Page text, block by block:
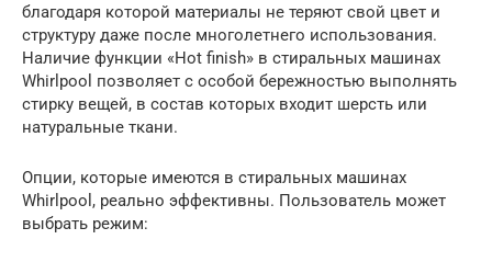
благодаря которой материалы не теряют свой цвет и
структуру даже после многолетнего использования.
Наличие функции «Hot finish» в стиральных машинах
Whirlpool позволяет с особой бережностью выполнять
стирку вещей, в состав которых входит шерсть или
натуральные ткани.
Опции, которые имеются в стиральных машинах
Whirlpool, реально эффективны. Пользователь может
выбрать режим: